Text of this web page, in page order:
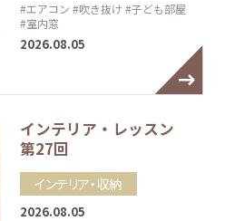
#エアコン #吹き抜け #子ども部屋
#室内窓
2026.08.05
インテリア・レッスン
第27回
インテリア・収納
2026.08.05